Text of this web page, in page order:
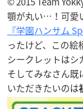
顎が丸い…！可愛
『学園ハンサム
ったけど、この絵
シークレットはシ
そしてみなさん既
いただきたいのは